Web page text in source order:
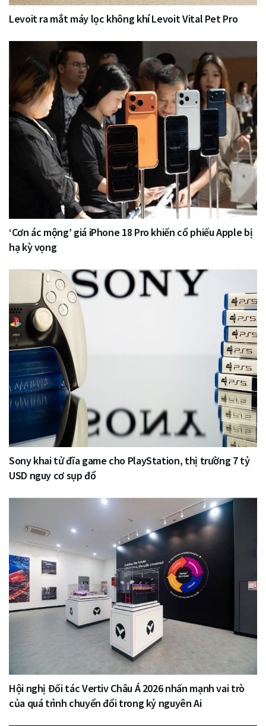
Levoit ra mắt máy lọc không khí Levoit Vital Pet Pro
‘Cơn ác mộng’ giá iPhone 18 Pro khiến cổ phiếu Apple bị
hạ kỳ vọng
Sony khai tử đĩa game cho PlayStation, thị trường 7 tỷ
USD nguy cơ sụp đổ
Hội nghị Đối tác Vertiv Châu Á 2026 nhấn mạnh vai trò
của quá trình chuyển đổi trong kỷ nguyên Ai